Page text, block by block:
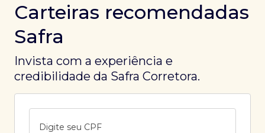
Carteiras recomendadas
Safra
Invista com a experiência e
credibilidade da Safra Corretora.
Digite seu CPF